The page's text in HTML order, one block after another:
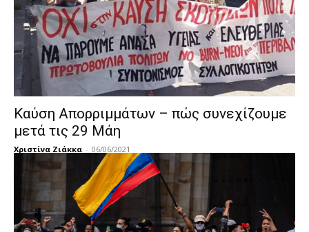
Καύση Απορριμμάτων – πώς συνεχίζουμε
μετά τις 29 Μάη
Χριστίνα Ζιάκκα - 06/06/2021